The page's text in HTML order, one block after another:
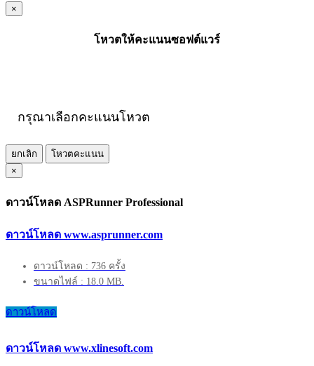
×
โหวตให้คะแนนซอฟต์แวร์
กรุณาเลือกคะแนนโหวต
ยกเลิก
โหวตคะแนน
×
ดาวน์โหลด ASPRunner Professional
ดาวน์โหลด www.asprunner.com
ดาวน์โหลด : 736 ครั้ง
ขนาดไฟล์ : 18.0 MB.
ดาวน์โหลด
ดาวน์โหลด www.xlinesoft.com